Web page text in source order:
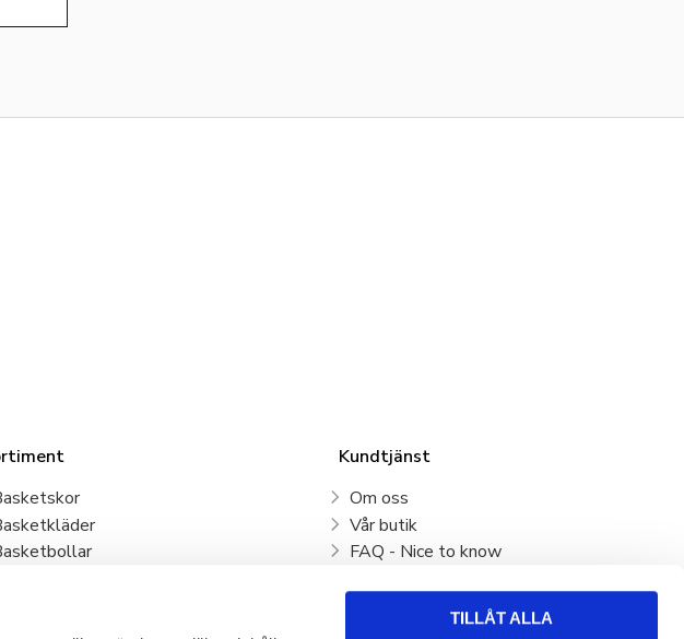
TILLÅT ALLA
en
Basketryggsäckar
Kundtjänst
Om oss
Vår butik
FAQ - Nice to know